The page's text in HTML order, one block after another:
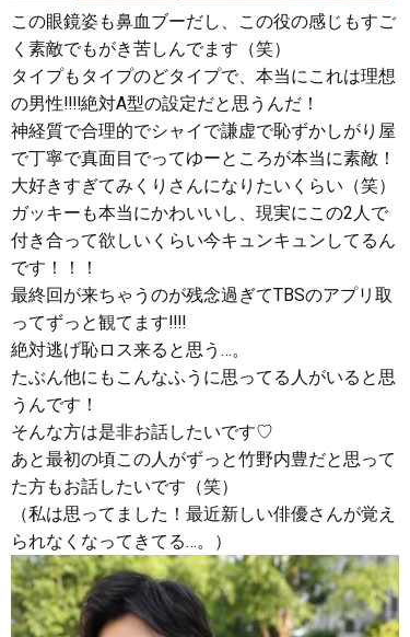
この眼鏡姿も鼻血ブーだし、この役の感じもすご
く素敵でもがき苦しんでます（笑）
タイプもタイプのどタイプで、本当にこれは理想
の男性‼︎‼︎絶対A型の設定だと思うんだ！
神経質で合理的でシャイで謙虚で恥ずかしがり屋
で丁寧で真面目でってゆーところが本当に素敵！
大好きすぎてみくりさんになりたいくらい（笑）
ガッキーも本当にかわいいし、現実にこの2人で
付き合って欲しいくらい今キュンキュンしてるん
です！！！
最終回が来ちゃうのが残念過ぎてTBSのアプリ取
ってずっと観てます‼︎‼︎
絶対逃げ恥ロス来ると思う…。
たぶん他にもこんなふうに思ってる人がいると思
うんです！
そんな方は是非お話したいです♡
あと最初の頃この人がずっと竹野内豊だと思って
た方もお話したいです（笑）
（私は思ってました！最近新しい俳優さんが覚え
られなくなってきてる…。）